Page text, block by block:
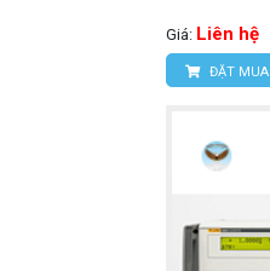
Giá: Liên hệ
ĐẶT MUA